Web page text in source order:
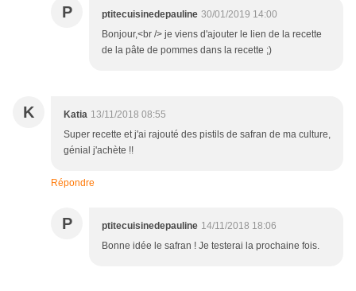
P ptitecuisinedepauline 30/01/2019 14:00
Bonjour,<br /> je viens d'ajouter le lien de la recette
de la pâte de pommes dans la recette ;)
K Katia 13/11/2018 08:55
Super recette et j'ai rajouté des pistils de safran de ma culture,
génial j'achète !!
Répondre
P ptitecuisinedepauline 14/11/2018 18:06
Bonne idée le safran ! Je testerai la prochaine fois.